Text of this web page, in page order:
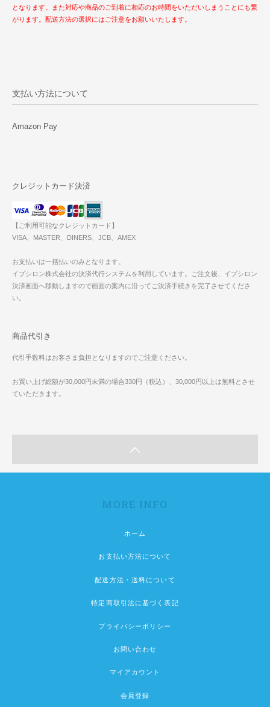
となります。また対応や商品のご到着に相応のお時間をいただいしまうことにも繋
がります。配送方法の選択にはご注意をお願いいたします。
支払い方法について
Amazon Pay
クレジットカード決済
【ご利用可能なクレジットカード】
VISA、MASTER、DINERS、JCB、AMEX
お支払いは一括払いのみとなります。
イプシロン株式会社の決済代行システムを利用しています。ご注文後、イプシロン
決済画面へ移動しますので画面の案内に沿ってご決済手続きを完了させてくださ
い。
商品代引き
代引手数料はお客さま負担となりますのでご注意ください。
お買い上げ総額が30,000円未満の場合330円（税込）、30,000円以上は無料とさせ
ていただきます。
MORE INFO
ホーム
お支払い方法について
配送方法・送料について
特定商取引法に基づく表記
プライバシーポリシー
お問い合わせ
マイアカウント
会員登録